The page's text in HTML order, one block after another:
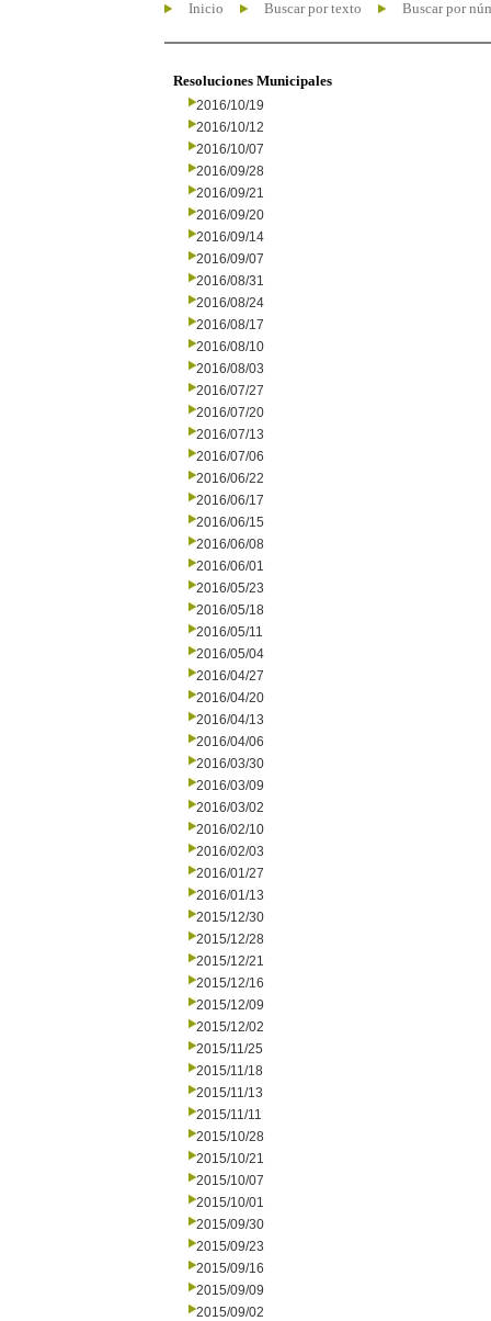
Inicio Buscar por texto Buscar por
Resoluciones Municipales
2016/10/19
2016/10/12
2016/10/07
2016/09/28
2016/09/21
2016/09/20
2016/09/14
2016/09/07
2016/08/31
2016/08/24
2016/08/17
2016/08/10
2016/08/03
2016/07/27
2016/07/20
2016/07/13
2016/07/06
2016/06/22
2016/06/17
2016/06/15
2016/06/08
2016/06/01
2016/05/23
2016/05/18
2016/05/11
2016/05/04
2016/04/27
2016/04/20
2016/04/13
2016/04/06
2016/03/30
2016/03/09
2016/03/02
2016/02/10
2016/02/03
2016/01/27
2016/01/13
2015/12/30
2015/12/28
2015/12/21
2015/12/16
2015/12/09
2015/12/02
2015/11/25
2015/11/18
2015/11/13
2015/11/11
2015/10/28
2015/10/21
2015/10/07
2015/10/01
2015/09/30
2015/09/23
2015/09/16
2015/09/09
2015/09/02